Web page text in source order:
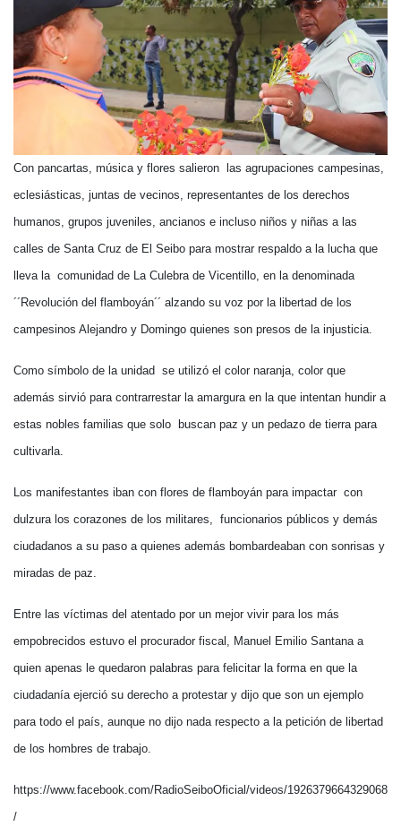
Con pancartas, música y flores salieron las agrupaciones campesinas,
eclesiásticas, juntas de vecinos, representantes de los derechos
humanos, grupos juveniles, ancianos e incluso niños y niñas a las
calles de Santa Cruz de El Seibo para mostrar respaldo a la lucha que
lleva la comunidad de La Culebra de Vicentillo, en la denominada
´´Revolución del flamboyán´´ alzando su voz por la libertad de los
campesinos Alejandro y Domingo quienes son presos de la injusticia.
Como símbolo de la unidad se utilizó el color naranja, color que
además sirvió para contrarrestar la amargura en la que intentan hundir a
estas nobles familias que solo buscan paz y un pedazo de tierra para
cultivarla.
Los manifestantes iban con flores de flamboyán para impactar con
dulzura los corazones de los militares, funcionarios públicos y demás
ciudadanos a su paso a quienes además bombardeaban con sonrisas y
miradas de paz.
Entre las víctimas del atentado por un mejor vivir para los más
empobrecidos estuvo el procurador fiscal, Manuel Emilio Santana a
quien apenas le quedaron palabras para felicitar la forma en que la
ciudadanía ejerció su derecho a protestar y dijo que son un ejemplo
para todo el país, aunque no dijo nada respecto a la petición de libertad
de los hombres de trabajo.
https://www.facebook.com/RadioSeiboOficial/videos/1926379664329068
/